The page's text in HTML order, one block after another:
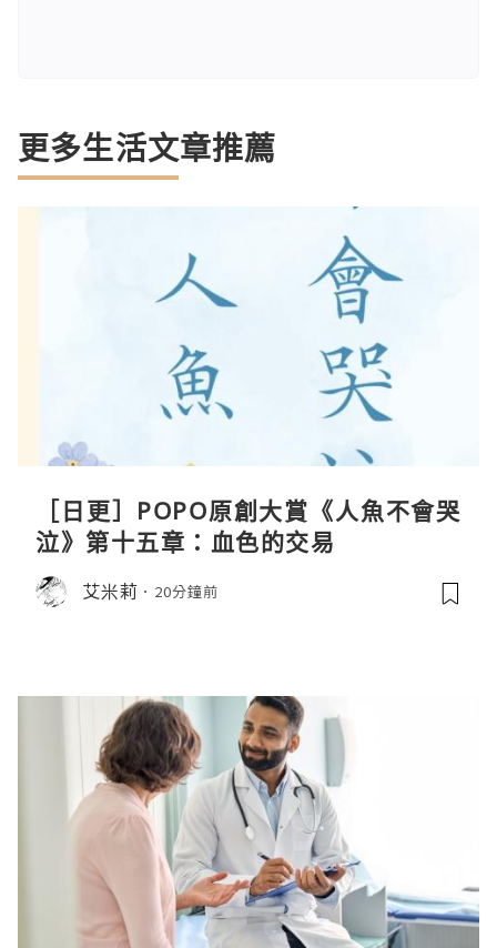
更多生活文章推薦
［日更］POPO原創大賞《人魚不會哭
泣》第十五章：血色的交易
艾米莉 20分鐘前